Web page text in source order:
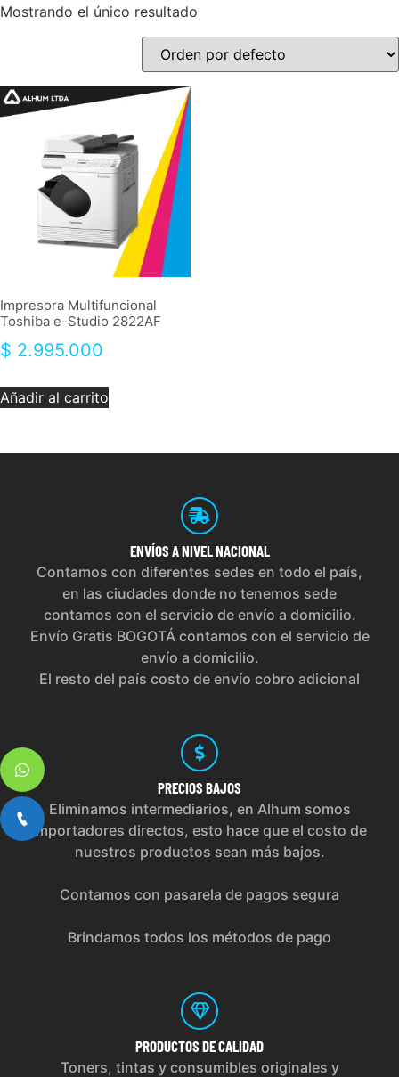
Mostrando el único resultado
Impresora Multifuncional
Toshiba e-Studio 2822AF
$ 2.995.000
Añadir al carrito
ENVÍOS A NIVEL NACIONAL
Contamos con diferentes sedes en todo el país,
en las ciudades donde no tenemos sede
contamos con el servicio de envío a domicilio.
Envío Gratis BOGOTÁ contamos con el servicio de
envío a domicilio.
El resto del país costo de envío cobro adicional
PRECIOS BAJOS
Eliminamos intermediarios, en Alhum somos
importadores directos, esto hace que el costo de
nuestros productos sean más bajos.
Contamos con pasarela de pagos segura
Brindamos todos los métodos de pago
PRODUCTOS DE CALIDAD
Toners, tintas y consumibles originales y